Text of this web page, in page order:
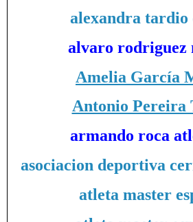
alexandra tardio
alvaro rodriguez
Amelia García
Antonio Pereira
armando roca
asociacion deportiva
atleta master